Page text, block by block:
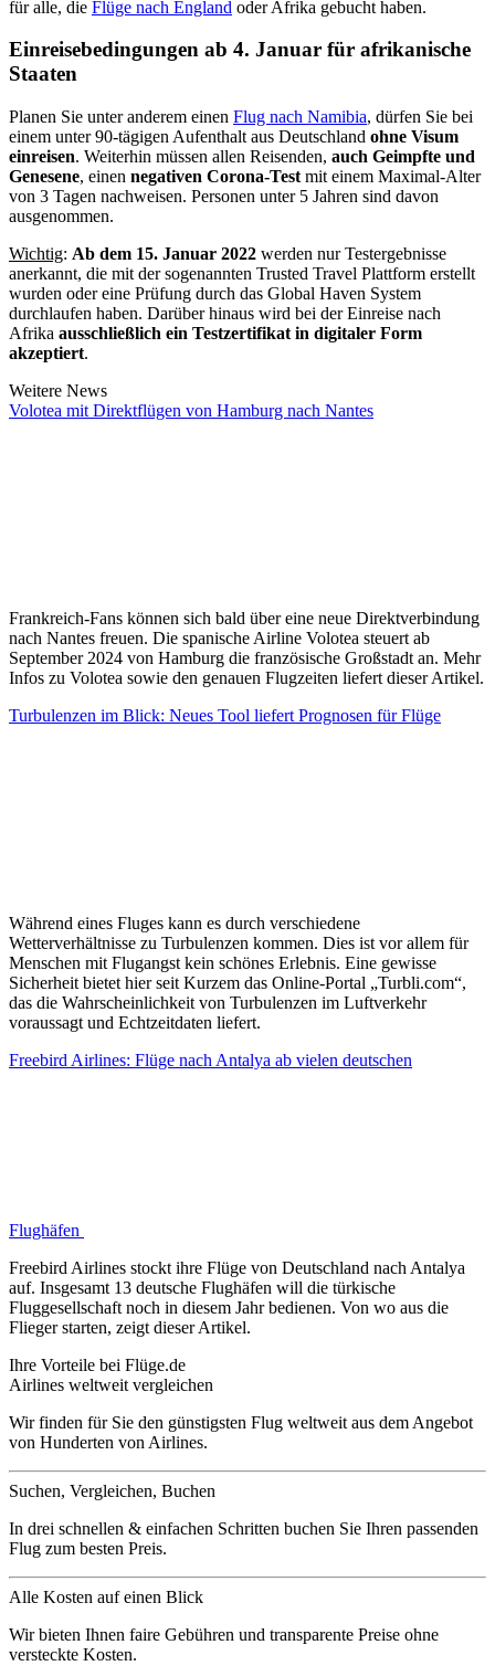
für alle, die Flüge nach England oder Afrika gebucht haben.
Einreisebedingungen ab 4. Januar für afrikanische
Staaten
Planen Sie unter anderem einen Flug nach Namibia, dürfen Sie bei
einem unter 90-tägigen Aufenthalt aus Deutschland ohne Visum
einreisen. Weiterhin müssen allen Reisenden, auch Geimpfte und
Genesene, einen negativen Corona-Test mit einem Maximal-Alter
von 3 Tagen nachweisen. Personen unter 5 Jahren sind davon
ausgenommen.
Wichtig: Ab dem 15. Januar 2022 werden nur Testergebnisse
anerkannt, die mit der sogenannten Trusted Travel Plattform erstellt
wurden oder eine Prüfung durch das Global Haven System
durchlaufen haben. Darüber hinaus wird bei der Einreise nach
Afrika ausschließlich ein Testzertifikat in digitaler Form
akzeptiert.
Weitere News
Volotea mit Direktflügen von Hamburg nach Nantes
Frankreich-Fans können sich bald über eine neue Direktverbindung
nach Nantes freuen. Die spanische Airline Volotea steuert ab
September 2024 von Hamburg die französische Großstadt an. Mehr
Infos zu Volotea sowie den genauen Flugzeiten liefert dieser Artikel.
Turbulenzen im Blick: Neues Tool liefert Prognosen für Flüge
Während eines Fluges kann es durch verschiedene
Wetterverhältnisse zu Turbulenzen kommen. Dies ist vor allem für
Menschen mit Flugangst kein schönes Erlebnis. Eine gewisse
Sicherheit bietet hier seit Kurzem das Online-Portal „Turbli.com“,
das die Wahrscheinlichkeit von Turbulenzen im Luftverkehr
voraussagt und Echtzeitdaten liefert.
Freebird Airlines: Flüge nach Antalya ab vielen deutschen
Flughäfen
Freebird Airlines stockt ihre Flüge von Deutschland nach Antalya
auf. Insgesamt 13 deutsche Flughäfen will die türkische
Fluggesellschaft noch in diesem Jahr bedienen. Von wo aus die
Flieger starten, zeigt dieser Artikel.
Ihre Vorteile bei Flüge.de
Airlines weltweit vergleichen
Wir finden für Sie den günstigsten Flug weltweit aus dem Angebot
von Hunderten von Airlines.
Suchen, Vergleichen, Buchen
In drei schnellen & einfachen Schritten buchen Sie Ihren passenden
Flug zum besten Preis.
Alle Kosten auf einen Blick
Wir bieten Ihnen faire Gebühren und transparente Preise ohne
versteckte Kosten.